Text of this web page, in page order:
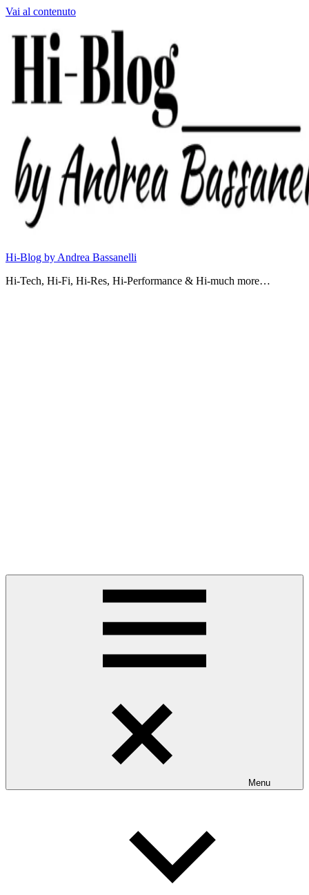
Vai al contenuto
Hi-Blog by Andrea Bassanelli
Hi-Tech, Hi-Fi, Hi-Res, Hi-Performance & Hi-much more…
Menu